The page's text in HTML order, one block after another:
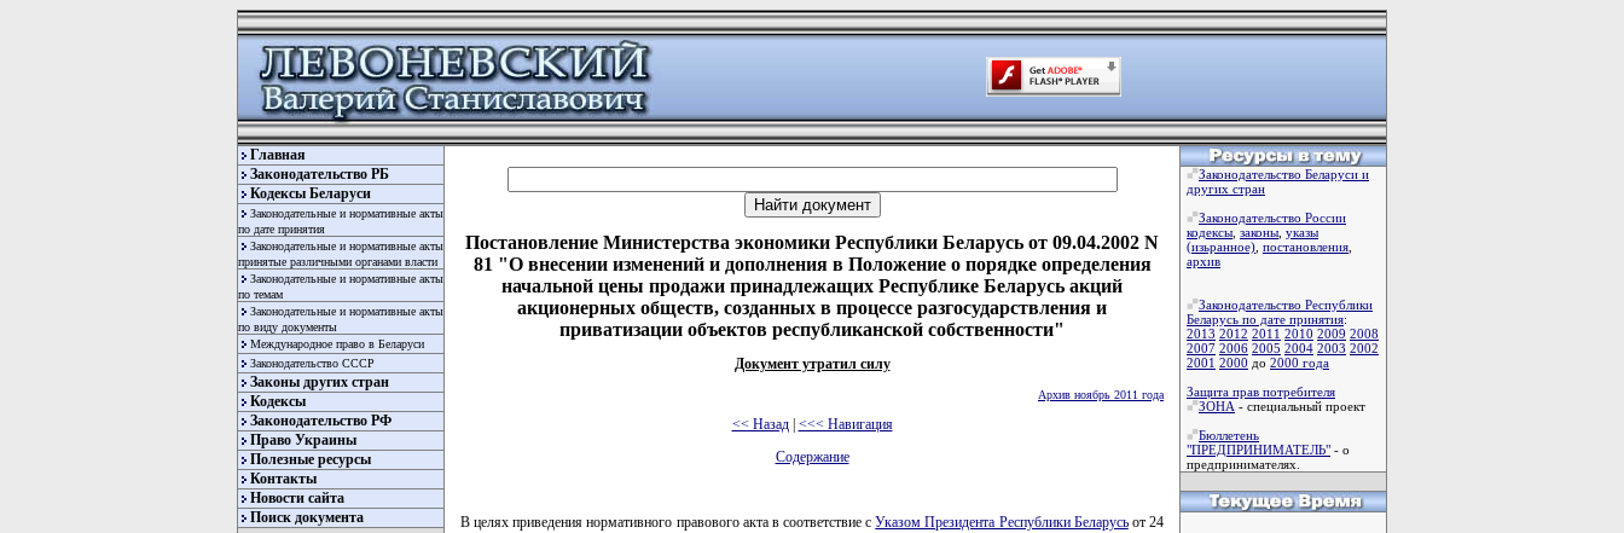
Главная
Законодательство РБ
Кодексы Беларуси
Законодательные и нормативные акты
по дате принятия
Законодательные и нормативные акты
принятые различными органами власти
Законодательные и нормативные акты
по темам
Законодательные и нормативные акты
по виду документы
Международное право в Беларуси
Законодательство СССР
Законы других стран
Кодексы
Законодательство РФ
Право Украины
Полезные ресурсы
Контакты
Новости сайта
Поиск документа
Постановление Министерства экономики Республики Беларусь от 09.04.2002 N
81 "О внесении изменений и дополнения в Положение о порядке определения
начальной цены продажи принадлежащих Республике Беларусь акций
акционерных обществ, созданных в процессе разгосударствления и
приватизации объектов республиканской собственности"
Документ утратил силу
Архив ноябрь 2011 года
<< Назад| <<< Навигация
Содержание
В целях приведения нормативного правового акта в соответствие сУказом Президента Республики Беларусьот 24
Законодательство Беларуси и
других стран
Законодательство России
кодексы законы указы
(изьранное) постановления
архив
Законодательство Республики
Беларусь по дате принятия:
2013 2012 2011 2010 2009 2008
2007 2006 2005 2004 2003 2002
2001 2000 до 2000 года
Защита прав потребителя
ЗОНА - специальный проект
Бюллетень
"ПРЕДПРИНИМАТЕЛЬ" - о
предпринимателях.